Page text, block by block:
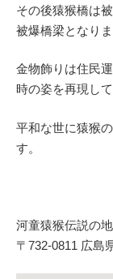
その後猿猴橋は
被爆橋梁となりま
金物飾りは住民
時の姿を再現して
平和な世に猿猴
す。
河童猿猴伝説の地
〒732-0811 広島